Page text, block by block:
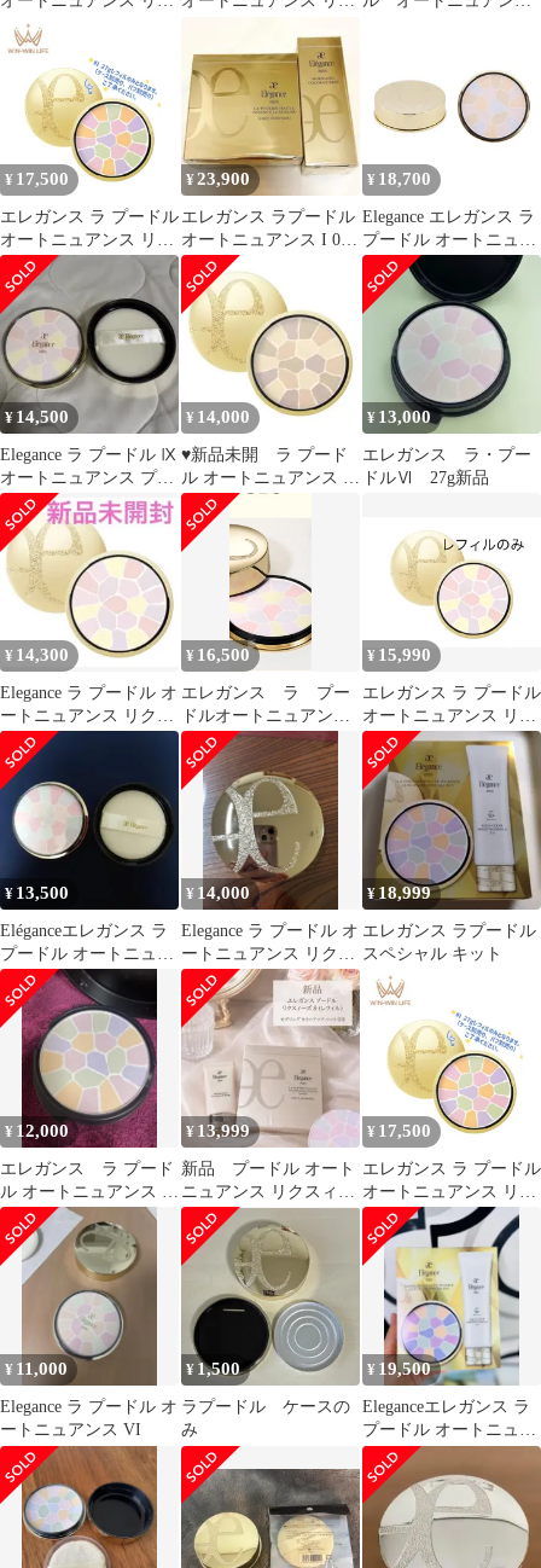
スィーズ フェイスパウ
ダー I
¥ 17,500
エレガンス ラ プードル
オートニュアンス リク
スィーズ I IV VI 27g フ
ェイスパウダー レフィ
ル 詰め替え用品 ケース
別売り 専用パフ別売り
一番 四番 六番 3色 大
人気 凛と気高い クリア
Elegance アルビオン
ALBION
¥23,900
エレガンス ラプードル
オートニュアンス I 01
モデリングカラーアッ
プベース
¥ 18,700
Elegance エレガンス ラ
プードル オートニュア
ンス リクスィーズ II 02
27g フェイスパウダー
透明感 本体[ネコポス]
¥ 14,500
Elegance ラ プードル Ⅸ
オートニュアンス プレ
ストパウダー 27g
¥ 14,000
♥新品未開 ラ プード
ル オートニュアンス リ
クスィーズＶ♥
¥ 13,000
エレガンス ラ・プー
ドルⅥ 27g新品
¥ 14,300
Elegance ラ プードル オ
ートニュアンス リクス
ィーズ Ⅸ 本体27g
¥ 16,500
エレガンス ラ プー
ドルオートニュアンス
リクスィーズⅨ27g本体
¥ 15,990
エレガンス ラ プードル
オートニュアンス リク
スィーズ 〈フェイスパ
ウダー〉 Ⅸ
¥ 13,500
Eléganceエレガンス ラ
プードル オートニュア
ンスリクスィーズ Ⅷ
27g
¥ 14,000
Elegance ラ プードル オ
ートニュアンス リクス
ィーズ IX
¥ 18,999
エレガンス ラプードル
スペシャル キット
¥ 12,000
エレガンス ラ プード
ル オートニュアンス I
レフィル
¥ 13,999
新品 プードル オート
ニュアンス リクスィー
ズ ⑧レフィル モデリ
ングBE付き
¥ 17,500
エレガンス ラ プードル
オートニュアンス リク
スィーズ I IV VI 27g フ
ェイスパウダー レフィ
ル 詰め替え用品 ケース
別売り 専用パフ別売り
一番 四番 六番 3色 大
人気 凛と気高い クリア
Elegance アルビオン
ALBION
¥ 11,000
Elegance ラ プードル オ
ートニュアンス VI
¥ 1,500
ラプードル ケースの
み
¥ 19,500
Eleganceエレガンス ラ
プードル オートニュア
ンス スペシャルキット
27g